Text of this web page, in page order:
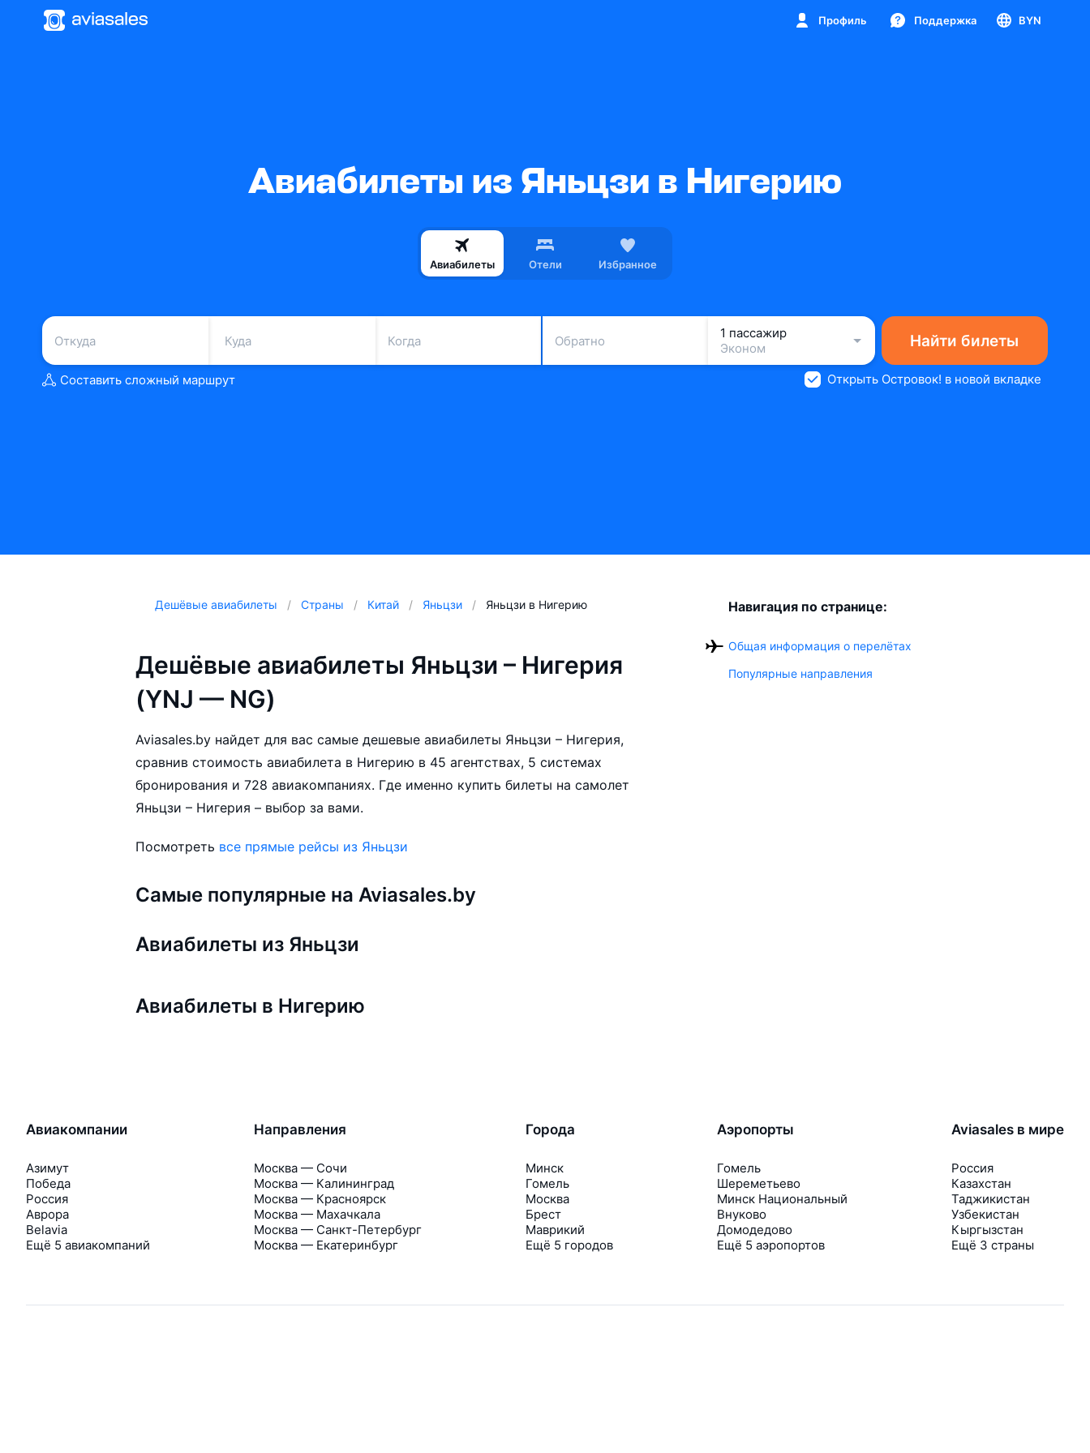
Профиль Поддержка BYN
Авиабилеты из Яньцзи в Нигерию
Авиабилеты Отели Избранное
Когда Обратно
1 пассажир
Эконом
Найти билеты
Составить сложный маршрут Открыть Островок! в новой вкладке
Дешёвые авиабилеты Страны Китай Яньцзи Яньцзи в Нигерию
Дешёвые авиабилеты Яньцзи – Нигерия
(YNJ — NG)
Aviasales.by найдет для вас самые дешевые авиабилеты Яньцзи – Нигерия,
сравнив стоимость авиабилета в Нигерию в 45 агентствах, 5 системах
бронирования и 728 авиакомпаниях. Где именно купить билеты на самолет
Яньцзи – Нигерия – выбор за вами.
Посмотреть все прямые рейсы из Яньцзи
Самые популярные на Aviasales.by
Авиабилеты из Яньцзи
Авиабилеты в Нигерию
Навигация по странице:
Общая информация о перелётах
Популярные направления
Авиакомпании
Азимут
Победа
Россия
Аврора
Belavia
Ещё 5 авиакомпаний
Направления
Москва — Сочи
Москва — Калининград
Москва — Красноярск
Москва — Махачкала
Москва — Санкт-Петербург
Москва — Екатеринбург
Города
Минск
Гомель
Москва
Брест
Маврикий
Ещё 5 городов
Аэропорты
Гомель
Шереметьево
Минск Национальный
Внуково
Домодедово
Ещё 5 аэропортов
Aviasales в мире
Россия
Казахстан
Таджикистан
Узбекистан
Кыргызстан
Ещё 3 страны